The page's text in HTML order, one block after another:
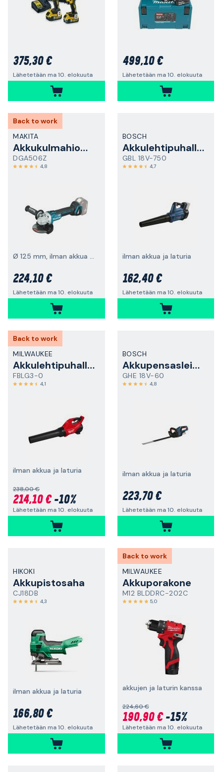
375,30 €
Lähetetään ma 10. elokuuta
499,10 €
Lähetetään ma 10. elokuuta
Back to work
MAKITA
Akkukulmahiomakone
DGA506Z
4,8
Ø 125 mm, ilman akkua ja laturia
224,10 €
Lähetetään ma 10. elokuuta
BOSCH
Akkulehtipuhallin
GBL 18V-750
4,7
ilman akkua ja laturia
162,40 €
Lähetetään ma 10. elokuuta
Back to work
MILWAUKEE
Akkulehtipuhallin
FBLG3-0
4,1
ilman akkua ja laturia
238,00 €
214,10 €-10%
Lähetetään ma 10. elokuuta
BOSCH
Akkupensasleikkuri
GHE 18V-60
4,8
ilman akkua ja laturia
223,70 €
Lähetetään ma 10. elokuuta
HIKOKI
Akkupistosaha
CJ18DB
4,3
ilman akkua ja laturia
166,80 €
Lähetetään ma 10. elokuuta
Back to work
MILWAUKEE
Akkuporakone
M12 BLDDRC-202C
5,0
akkujen ja laturin kanssa
224,60 €
190,90 €-15%
Lähetetään ma 10. elokuuta